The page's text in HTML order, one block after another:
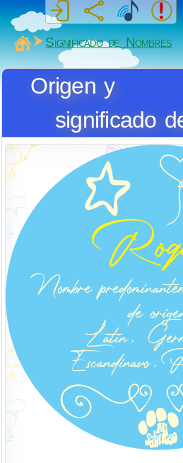
MiSabueso
Significado de Nombres
Origen y
significado